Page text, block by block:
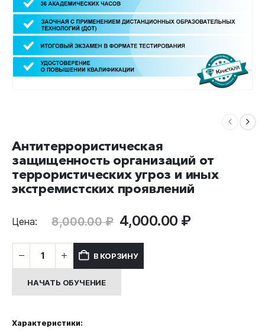
Антитеррористическая
защищенность организаций от
террористических угроз и иных
экстремистских проявлений
Цена: 8,000.00₽ Первоначальная
составляла
8,000.00 ₽.
4,000.00 ₽Текущая
защищенность
террористических
В КОРЗИНУ
НАЧАТЬ ОБУЧЕНИЕ
Характеристики: